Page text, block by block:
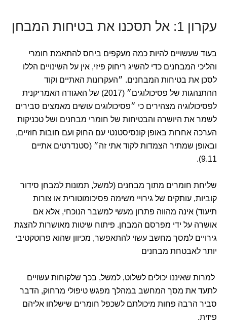
עקרון 1: אל תסכנו את בטיחות המבחן
בעוד שעשויים להיות כמה מעקפים ביחס להתאמת חומרי
והליכי המבחנים כדי להשיג ריחוק פיזי, אין על השינויים הללו
לסכן את בטיחות המבחנים. ״העקרונות האתיים וקוד
ההתנהגות של פסיכולוגים״ (2017) של האגודה האמריקנית
לפסיכולוגיה מצהירים כי ״פסיכולוגים עושים מאמצים סבירים
לשמר את היושרה והבטיחות של חומרי מבחנים ושל טכניקות
הערכה אחרות באופן קונסיסטנטי עם החוק ועם חובות חוזיים,
ובאופן שמתיר הצמדות לקוד אתי זה״ (סטנדרטים אתיים
9.11).
שליחת חומרים מתוך מבחנים (למשל, תמונות למבחן סידור
קוביות, עותקים של גירויי משימה פסיכומוטורית או צורות
תיעוד) אינה מהווה פתרון מעשי למשבר הנוכחי, אלא אם
אושרה על ידי מפרסם המבחן. פיתוח שיטות מאושרות להצגת
גירויים למסך מחשב עשוי להתאפשר, מכיוון שהוא פרוטקטיבי
יותר לאבטחת מבחנים
למרות שאיננו יכולים לשלוט, למשל, בכך שלקוחות עשויים
לתעד את מסך המחשב במהלך מפגש טיפולי מרחוק, הדבר
סביר הרבה פחות מיכולתם לשכפל חומרים שישלחו אליהם
פיזית.